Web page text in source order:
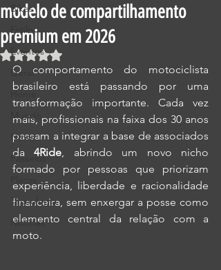
Bikes
Estilo
Eventos
Geral
Home
Mundo
News
Passeios
Tecnologia
Notícias
modelo de compartilhamento
premium em 2026
Avaliado com NaN de 5 estrelas.
O comportamento do motociclista
brasileiro está passando por uma
transformação importante. Cada vez
mais, profissionais na faixa dos 30 anos
passam a integrar a base de associados
da 4Ride, abrindo um novo nicho
formado por pessoas que priorizam
experiência, liberdade e racionalidade
financeira, sem enxergar a posse como
elemento central da relação com a
moto.